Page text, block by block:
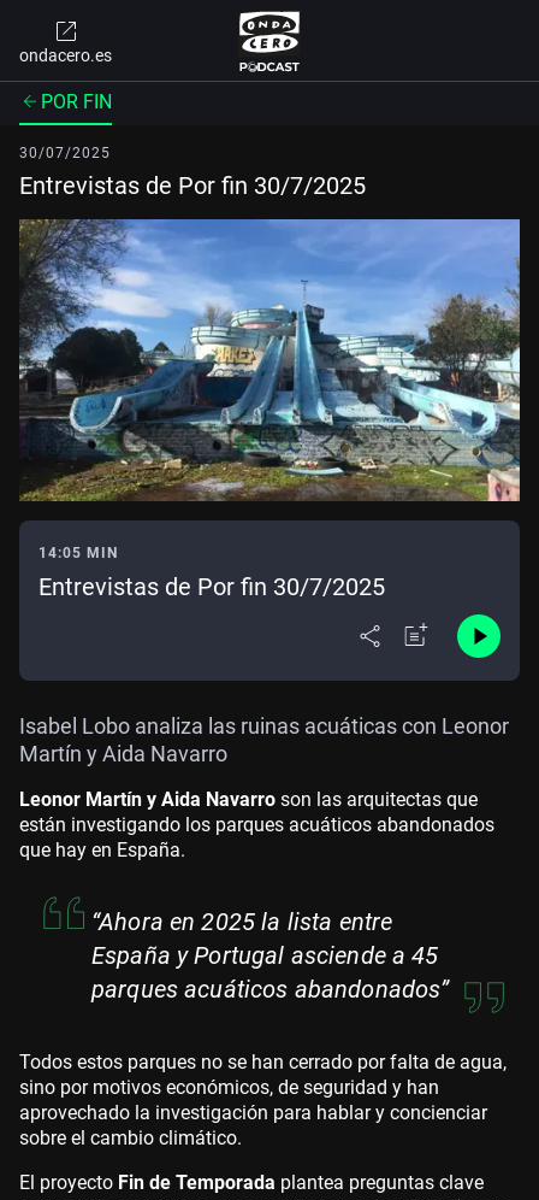
ondacero.es
POR FIN
30/07/2025
Entrevistas de Por fin 30/7/2025
14:05 MIN
Entrevistas de Por fin 30/7/2025
Isabel Lobo analiza las ruinas acuáticas con Leonor
Martín y Aida Navarro
Leonor Martín y Aida Navarro son las arquitectas que
están investigando los parques acuáticos abandonados
que hay en España.
“Ahora en 2025 la lista entre
España y Portugal asciende a 45
parques acuáticos abandonados”
Todos estos parques no se han cerrado por falta de agua,
sino por motivos económicos, de seguridad y han
aprovechado la investigación para hablar y concienciar
sobre el cambio climático.
El proyecto Fin de Temporada plantea preguntas clave